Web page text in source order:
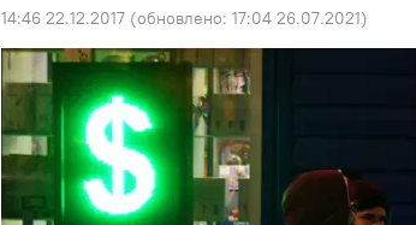
14:46 22.12.2017 (обновлено: 17:04 26.07.2021)